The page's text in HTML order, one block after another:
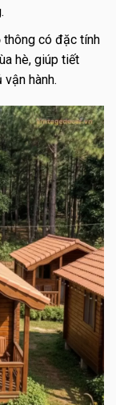
thông có đặc tính
hè, giúp tiết
hành.